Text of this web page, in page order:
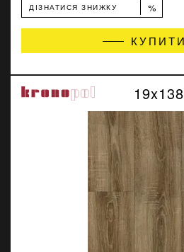
ДІЗНАТИСЯ ЗНИЖКУ %
КУПИТИ
19x138